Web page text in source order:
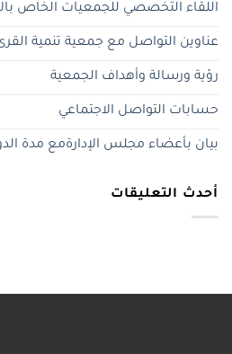
اللقاء التخصصي للجمعيات الخاص
عناوين التواصل مع جمعية تنمية
رؤية ورسالة وأهداف الجمعية
حسابات التواصل الاجتماعي
بيان بأعضاء مجلس الإدارةمع مدة
أحدث التعليقات